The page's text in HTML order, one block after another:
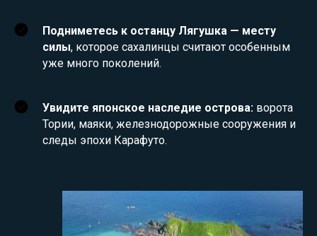
Подниметесь к останцу Лягушка — месту
силы, которое сахалинцы считают особенным
уже много поколений.
Увидите японское наследие острова: ворота
Тории, маяки, железнодорожные сооружения и
следы эпохи Карафуто.